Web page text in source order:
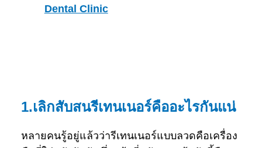
Dental Clinic
1.เลิกสับสนรีเทนเนอร์คืออะไรกันแน่
หลายคนรู้อยู่แล้วว่ารีเทนเนอร์แบบลวดคือเครื่อง